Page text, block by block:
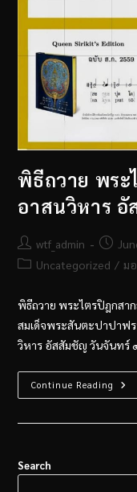
พิธีถวาย พร
อาสนวิหาร
wtf_admin
Uncategorized / ม
พิธีถวาย พระไตรปิฎกส
สมเด็จพระสันตะปาปาฟ
วิหาร อัสสัมชัญ วันจันท
Continue Reading
Search